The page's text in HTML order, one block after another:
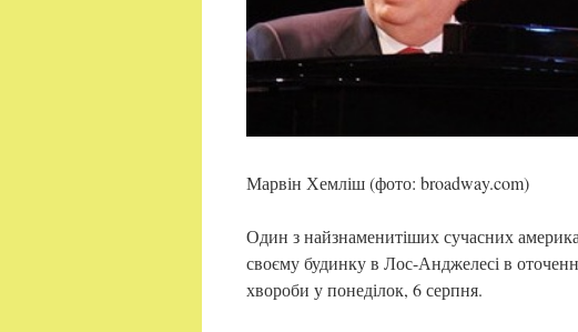
Марвін Хемліш (фото: broadway.com)
Один з найзнаменитіших сучасних
своєму будинку в Лос-Анджелесі в
хвороби у понеділок, 6 серпня.